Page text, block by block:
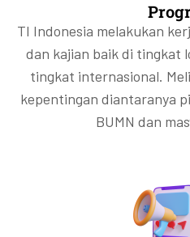
TI Indonesia melakukan
dan kajian baik di tingkat
tingkat internasional.
kepentingan diantaranya
BUMN dan